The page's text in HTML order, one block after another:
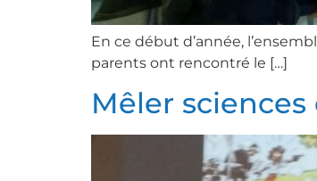
En ce début d’année,
parents ont rencontré le […]
Mêler sciences